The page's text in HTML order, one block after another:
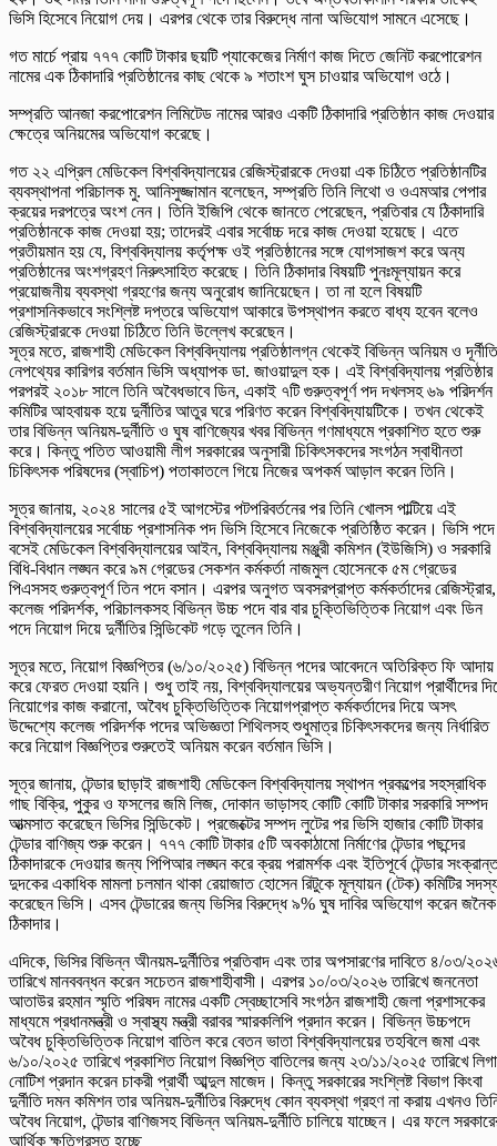
ভিসি হিসেবে নিয়োগ দেয়। এরপর থেকে তার বিরুদ্ধে নানা অভিযোগ সামনে এসেছে।
গত মার্চে প্রায় ৭৭৭ কোটি টাকার ছয়টি প্যাকেজের নির্মাণ কাজ দিতে জেনিট করপোরেশন
নামের এক ঠিকাদারি প্রতিষ্ঠানের কাছ থেকে ৯ শতাংশ ঘুস চাওয়ার অভিযোগ ওঠে।
সম্প্রতি আনজা করপোরেশন লিমিটেড নামের আরও একটি ঠিকাদারি প্রতিষ্ঠান কাজ দেওয়ার
ক্ষেত্রে অনিয়মের অভিযোগ করেছে।
গত ২২ এপ্রিল মেডিকেল বিশ্ববিদ্যালয়ের রেজিস্ট্রারকে দেওয়া এক চিঠিতে প্রতিষ্ঠানটির
ব্যবস্থাপনা পরিচালক মু. আনিসুজ্জামান বলেছেন, সম্প্রতি তিনি লিথো ও ওএমআর পেপার
ক্রয়ের দরপত্রে অংশ নেন। তিনি ইজিপি থেকে জানতে পেরেছেন, প্রতিবার যে ঠিকাদারি
প্রতিষ্ঠানকে কাজ দেওয়া হয়; তাদেরই এবার সর্বোচ্চ দরে কাজ দেওয়া হয়েছে। এতে
প্রতীয়মান হয় যে, বিশ্ববিদ্যালয় কর্তৃপক্ষ ওই প্রতিষ্ঠানের সঙ্গে যোগসাজশ করে অন্য
প্রতিষ্ঠানের অংশগ্রহণ নিরুৎসাহিত করেছে। তিনি ঠিকাদার বিষয়টি পুনঃমূল্যায়ন করে
প্রয়োজনীয় ব্যবস্থা গ্রহণের জন্য অনুরোধ জানিয়েছেন। তা না হলে বিষয়টি
প্রশাসনিকভাবে সংশ্লিষ্ট দপ্তরে অভিযোগ আকারে উপস্থাপন করতে বাধ্য হবেন বলেও
রেজিস্ট্রারকে দেওয়া চিঠিতে তিনি উল্লেখ করেছেন।
সূত্র মতে, রাজশাহী মেডিকেল বিশ্ববিদ্যালয় প্রতিষ্ঠালগ্ন থেকেই বিভিন্ন অনিয়ম ও
নেপথ্যের কারিগর বর্তমান ভিসি অধ্যাপক ডা. জাওয়াদুল হক। এই বিশ্ববিদ্যালয় প্রতিষ্ঠার
পরপরই ২০১৮ সালে তিনি অবৈধভাবে ডিন, একাই ৭টি গুরুত্বপূর্ণ পদ দখলসহ ৬৯ পরিদর্শন
কমিটির আহবায়ক হয়ে দুর্নীতির আতুর ঘরে পরিণত করেন বিশ্ববিদ্যায়টিকে। তখন থেকেই
তার বিভিন্ন অনিয়ম-দুর্নীতি ও ঘুষ বাণিজ্যের খবর বিভিন্ন গণমাধ্যমে প্রকাশিত হতে শুরু
করে। কিন্তু পতিত আওয়ামী লীগ সরকারের অনুসারী চিকিৎসকদের সংগঠন স্বাধীনতা
চিকিৎসক পরিষদের (স্বাচিপ) পতাকাতলে গিয়ে নিজের অপকর্ম আড়াল করেন তিনি।
সূত্র জানায়, ২০২৪ সালের ৫ই আগস্টের পটপরিবর্তনের পর তিনি খোলস পাল্টিয়ে এই
বিশ্ববিদ্যালয়ের সর্বোচ্চ প্রশাসনিক পদ ভিসি হিসেবে নিজেকে প্রতিষ্ঠিত করেন। ভিসি পদে
বসেই মেডিকেল বিশ্ববিদ্যালয়ের আইন, বিশ্ববিদ্যালয় মঞ্জুরী কমিশন (ইউজিসি) ও সরকারি
বিধি-বিধান লঙ্ঘন করে ৯ম গ্রেডের সেকশন কর্মকর্তা নাজমুল হোসেনকে ৫ম গ্রেডের
পিএসসহ গুরুত্বপূর্ণ তিন পদে বসান। এরপর অনুগত অবসরপ্রাপ্ত কর্মকর্তাদের রেজিস্ট্রার,
কলেজ পরিদর্শক, পরিচালকসহ বিভিন্ন উচ্চ পদে বার বার চুক্তিভিত্তিক নিয়োগ এবং ডিন
পদে নিয়োগ দিয়ে দুর্নীতির সিন্ডিকেট গড়ে তুলেন তিনি।
সূত্র মতে, নিয়োগ বিজ্ঞপ্তির (৬/১০/২০২৫) বিভিন্ন পদের আবেদনে অতিরিক্ত ফি আদায়
করে ফেরত দেওয়া হয়নি। শুধু তাই নয়, বিশ্ববিদ্যালয়ের অভ্যন্তরীণ নিয়োগ প্রার্থীদের
নিয়োগের কাজ করানো, অবৈধ চুক্তিভিত্তিক নিয়োগপ্রাপ্ত কর্মকর্তাদের দিয়ে অসৎ
উদ্দেশ্যে কলেজ পরিদর্শক পদের অভিজ্ঞতা শিথিলসহ শুধুমাত্র চিকিৎসকদের জন্য নির্ধারিত
করে নিয়োগ বিজ্ঞপ্তির শুরুতেই অনিয়ম করেন বর্তমান ভিসি।
সূত্র জানায়, টেন্ডার ছাড়াই রাজশাহী মেডিকেল বিশ্ববিদ্যালয় স্থাপন প্রকল্পের সহস্রাধিক
গাছ বিক্রি, পুকুর ও ফসলের জমি লিজ, দোকান ভাড়াসহ কোটি কোটি টাকার সরকারি সম্পদ
আত্মসাত করেছেন ভিসির সিন্ডিকেট। প্রজেক্টের সম্পদ লুটের পর ভিসি হাজার কোটি টাকার
টেন্ডার বাণিজ্য শুরু করেন। ৭৭৭ কোটি টাকার ৫টি অবকাঠামো নির্মাণের টেন্ডার পছন্দের
ঠিকাদারকে দেওয়ার জন্য পিপিআর লঙ্ঘন করে ক্রয় পরামর্শক এবং ইতিপূর্বে টেন্ডার
দুদকের একাধিক মামলা চলমান থাকা রেয়াজাত হোসেন রিটুকে মূল্যায়ন (টেক) কমিটির
করেছেন ভিসি। এসব টেন্ডারের জন্য ভিসির বিরুদ্ধে ৯% ঘুষ দাবির অভিযোগ করেন জনৈক
ঠিকাদার।
এদিকে, ভিসির বিভিন্ন অীনয়ম-দুর্নীতির প্রতিবাদ এবং তার অপসারণের দাবিতে ৪/০৩/
তারিখে মানববন্ধন করেন সচেতন রাজশাহীবাসী। এরপর ১০/০৩/২০২৬ তারিখে জননেতা
আতাউর রহমান স্মৃতি পরিষদ নামের একটি স্বেচ্ছাসেবি সংগঠন রাজশাহী জেলা প্রশাসকের
মাধ্যমে প্রধানমন্ত্রী ও স্বাস্থ্য মন্ত্রী বরাবর স্মারকলিপি প্রদান করেন। বিভিন্ন উচ্চপদে
অবৈধ চুক্তিভিত্তিক নিয়োগ বাতিল করে বেতন ভাতা বিশ্ববিদ্যালয়ের তহবিলে জমা এবং
৬/১০/২০২৫ তারিখে প্রকাশিত নিয়োগ বিজ্ঞপ্তি বাতিলের জন্য ২৩/১১/২০২৫ তারিখে
নোটিশ প্রদান করেন চাকরী প্রার্থী আব্দুল মাজেদ। কিন্তু সরকারের সংশ্লিষ্ট বিভাগ কিংবা
দুর্নীতি দমন কমিশন তার অনিয়ম-দুর্নীতির বিরুদ্ধে কোন ব্যবস্থা গ্রহণ না করায় এখনও
অবৈধ নিয়োগ, টেন্ডার বাণিজসহ বিভিন্ন অনিয়ম-দুর্নীতি চালিয়ে যাচ্ছেন। এর ফলে
আর্থিক ক্ষতিগ্রস্ত হচ্ছে